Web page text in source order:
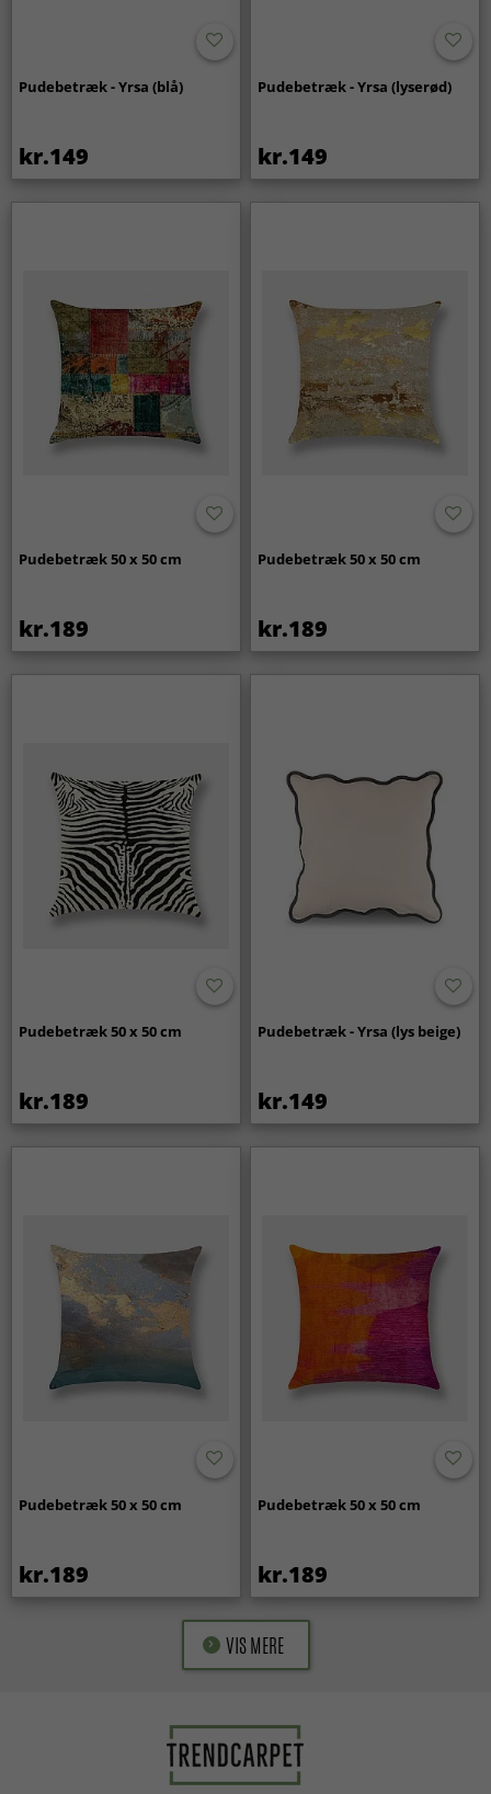
Pudebetræk - Yrsa (blå)
kr.149
Pudebetræk - Yrsa (lyserød)
kr.149
Pudebetræk 50 x 50 cm
kr.189
Pudebetræk 50 x 50 cm
kr.189
Pudebetræk 50 x 50 cm
kr.189
Pudebetræk - Yrsa (lys beige)
kr.149
Pudebetræk 50 x 50 cm
kr.189
Pudebetræk 50 x 50 cm
kr.189
VIS MERE